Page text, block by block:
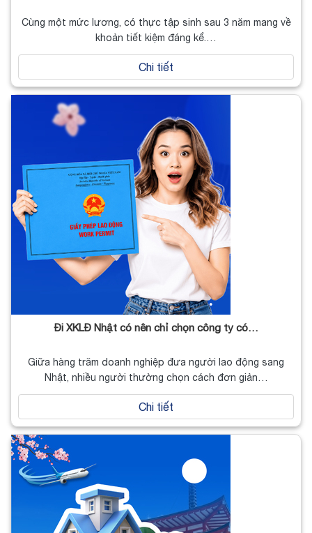
Cùng một mức lương, có thực tập sinh sau 3 năm mang về
khoản tiết kiệm đáng kể.…
Chi tiết
Đi XKLĐ Nhật có nên chỉ chọn công ty có…
Giữa hàng trăm doanh nghiệp đưa người lao động sang
Nhật, nhiều người thường chọn cách đơn giản…
Chi tiết